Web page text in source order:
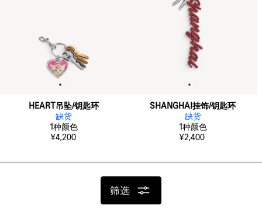
HEART吊坠/钥匙环
缺货
1种颜色
¥4,200
SHANGHAI挂饰/钥匙环
缺货
1种颜色
¥2,400
筛选